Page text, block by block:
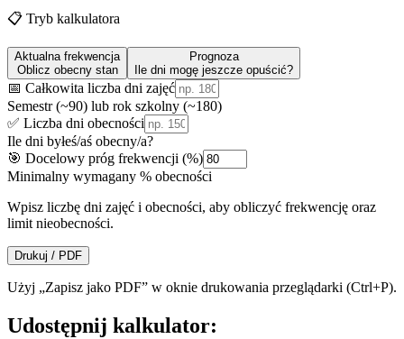
📋 Tryb kalkulatora
Aktualna frekwencja
Oblicz obecny stan
Prognoza
Ile dni mogę jeszcze opuścić?
📅 Całkowita liczba dni zajęć
Semestr (~90) lub rok szkolny (~180)
✅ Liczba dni obecności
Ile dni byłeś/aś obecny/a?
🎯 Docelowy próg frekwencji (%)
Minimalny wymagany % obecności
Wpisz liczbę dni zajęć i obecności, aby obliczyć frekwencję oraz
limit nieobecności.
Drukuj / PDF
Użyj „Zapisz jako PDF” w oknie drukowania przeglądarki (Ctrl+P).
Udostępnij kalkulator: